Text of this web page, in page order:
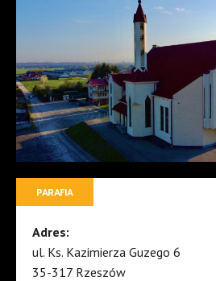
PARAFIA
Adres:
ul. Ks. Kazimierza Guzego 6
35-317 Rzeszów